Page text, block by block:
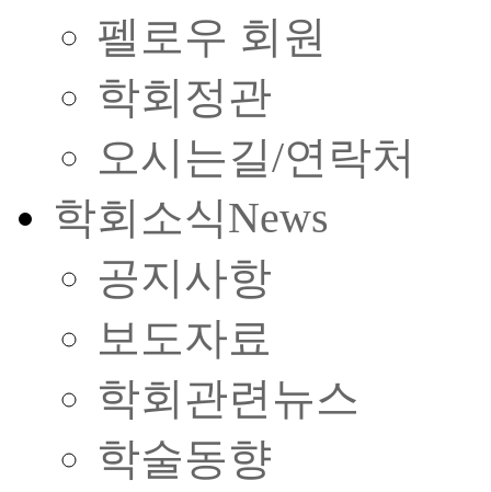
펠로우 회원
학회정관
오시는길/연락처
학회소식News
공지사항
보도자료
학회관련뉴스
학술동향